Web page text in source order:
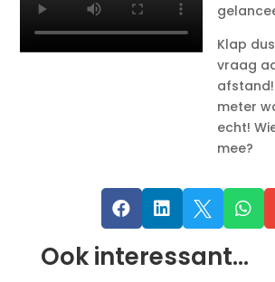
Klap
vraag
meter
echt!
mee?
   
Ook interessant…